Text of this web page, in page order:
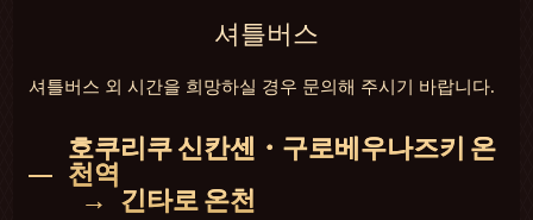
셔틀버스
셔틀버스 외 시간을 희망하실 경우 문의해 주시기 바랍니다.
호쿠리쿠 신칸센・구로베우나즈키 온
천역
긴타로 온천